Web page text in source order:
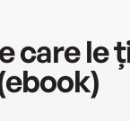
care le